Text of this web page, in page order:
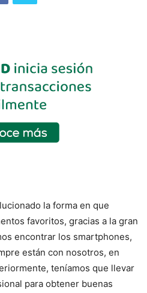
la forma en que
favoritos, gracias a la gran
encontrar los smartphones,
están con nosotros, en
teníamos que llevar
para obtener buenas